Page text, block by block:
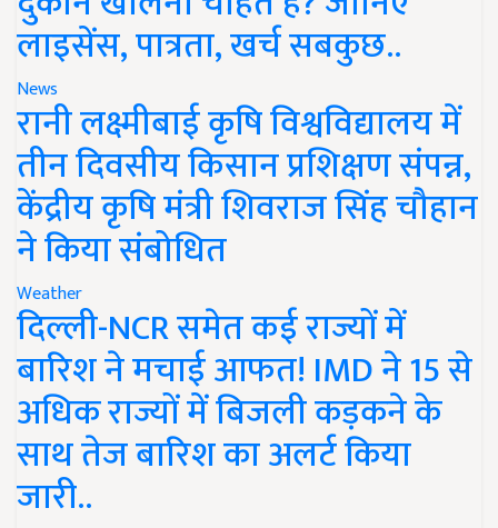
लाइसेंस, पात्रता, खर्च सबकुछ..
News
रानी लक्ष्मीबाई कृषि विश्वविद्यालय में
तीन दिवसीय किसान प्रशिक्षण संपन्न,
केंद्रीय कृषि मंत्री शिवराज सिंह चौहान
ने किया संबोधित
Weather
दिल्ली-NCR समेत कई राज्यों में
बारिश ने मचाई आफत! IMD ने 15 से
अधिक राज्यों में बिजली कड़कने के
साथ तेज बारिश का अलर्ट किया
जारी..